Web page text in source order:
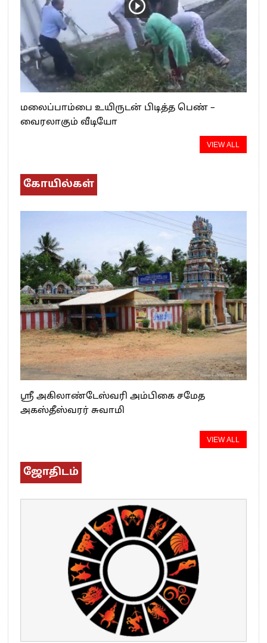
மலைப்பாம்பை உயிருடன் பிடித்த பெண் –
வைரலாகும் வீடியோ
VIEW ALL
கோயில்கள்
ஸ்ரீ அகிலாண்டேஸ்வரி அம்பிகை சமேத
அகஸ்தீஸ்வரர் சுவாமி
VIEW ALL
ஜோதிடம்